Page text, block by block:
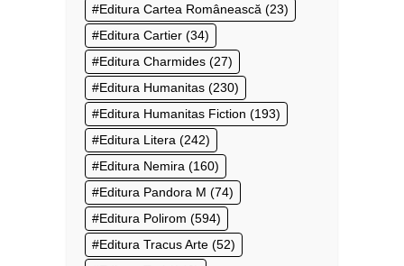
Editura Cartea Românească (23)
Editura Cartier (34)
Editura Charmides (27)
Editura Humanitas (230)
Editura Humanitas Fiction (193)
Editura Litera (242)
Editura Nemira (160)
Editura Pandora M (74)
Editura Polirom (594)
Editura Tracus Arte (52)